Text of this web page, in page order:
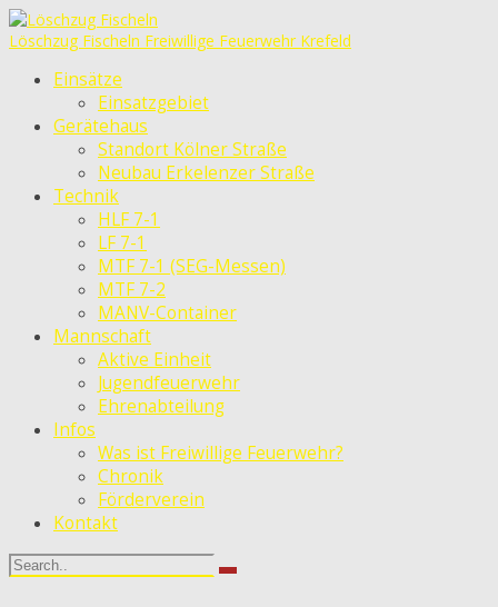
Löschzug Fischeln Freiwillige Feuerwehr Krefeld
Einsätze
Einsatzgebiet
Gerätehaus
Standort Kölner Straße
Neubau Erkelenzer Straße
Technik
HLF 7-1
LF 7-1
MTF 7-1 (SEG-Messen)
MTF 7-2
MANV-Container
Mannschaft
Aktive Einheit
Jugendfeuerwehr
Ehrenabteilung
Infos
Was ist Freiwillige Feuerwehr?
Chronik
Förderverein
Kontakt